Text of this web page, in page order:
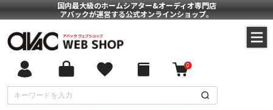
国内最大級のホームシアター&オーディオ専門店
アバックが運営する公式オンラインショップ。
0